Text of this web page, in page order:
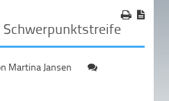
Martina Jansen